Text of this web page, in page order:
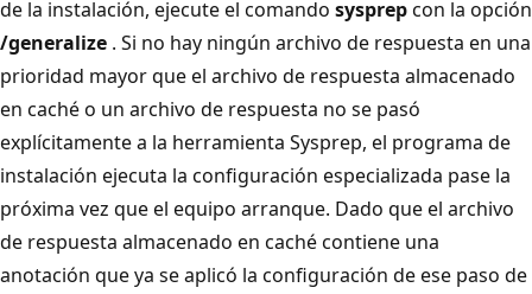
de la instalación, ejecute el comando sysprepcon la opción
/generalize . Si no hay ningún archivo de respuesta en una
prioridad mayor que el archivo de respuesta almacenado
en caché o un archivo de respuesta no se pasó
explícitamente a la herramienta Sysprep, el programa de
instalación ejecuta la configuración especializada pase la
próxima vez que el equipo arranque. Dado que el archivo
de respuesta almacenado en caché contiene una
anotación que ya se aplicó la configuración de ese paso de